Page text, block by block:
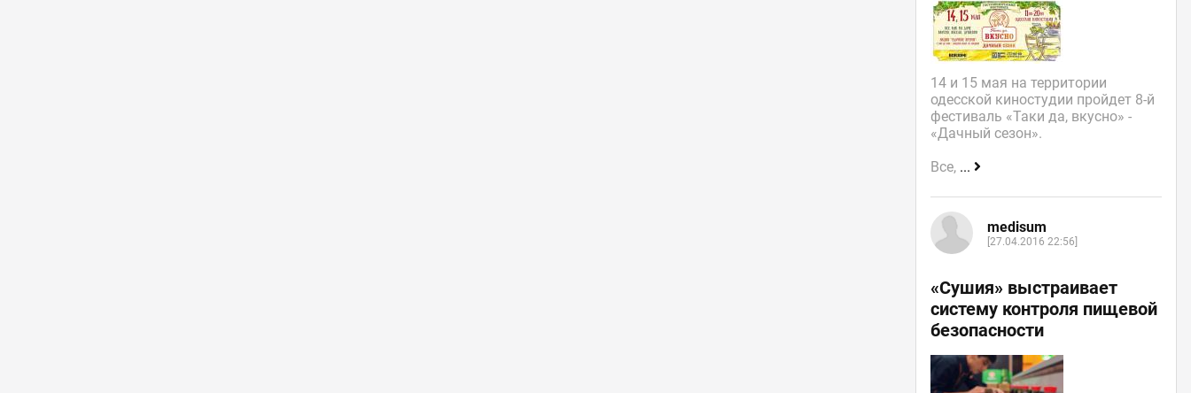
14 и 15 мая на территории
одесской киностудии пройдет 8-й
фестиваль «Таки да, вкусно» -
«Дачный сезон».
Все, ...
medisum
[27.04.2016 22:56]
«Сушия» выстраивает
систему контроля пищевой
безопасности